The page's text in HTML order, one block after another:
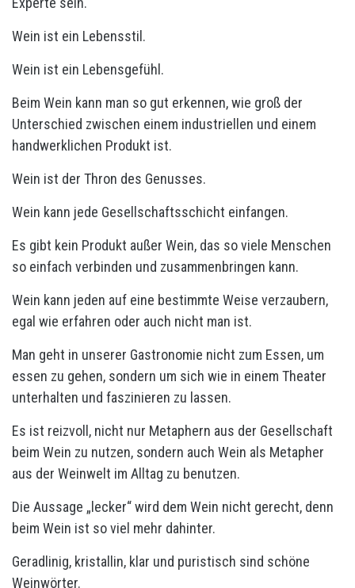
Wein ist ein Lebensstil.
Wein ist ein Lebensgefühl.
Beim Wein kann man so gut erkennen, wie groß der
Unterschied zwischen einem industriellen und einem
handwerklichen Produkt ist.
Wein ist der Thron des Genusses.
Wein kann jede Gesellschaftsschicht einfangen.
Es gibt kein Produkt außer Wein, das so viele Menschen
so einfach verbinden und zusammenbringen kann.
Wein kann jeden auf eine bestimmte Weise verzaubern,
egal wie erfahren oder auch nicht man ist.
Man geht in unserer Gastronomie nicht zum Essen, um
essen zu gehen, sondern um sich wie in einem Theater
unterhalten und faszinieren zu lassen.
Es ist reizvoll, nicht nur Metaphern aus der Gesellschaft
beim Wein zu nutzen, sondern auch Wein als Metapher
aus der Weinwelt im Alltag zu benutzen.
Die Aussage „lecker“ wird dem Wein nicht gerecht, denn
beim Wein ist so viel mehr dahinter.
Geradlinig, kristallin, klar und puristisch sind schöne
Weinwörter.